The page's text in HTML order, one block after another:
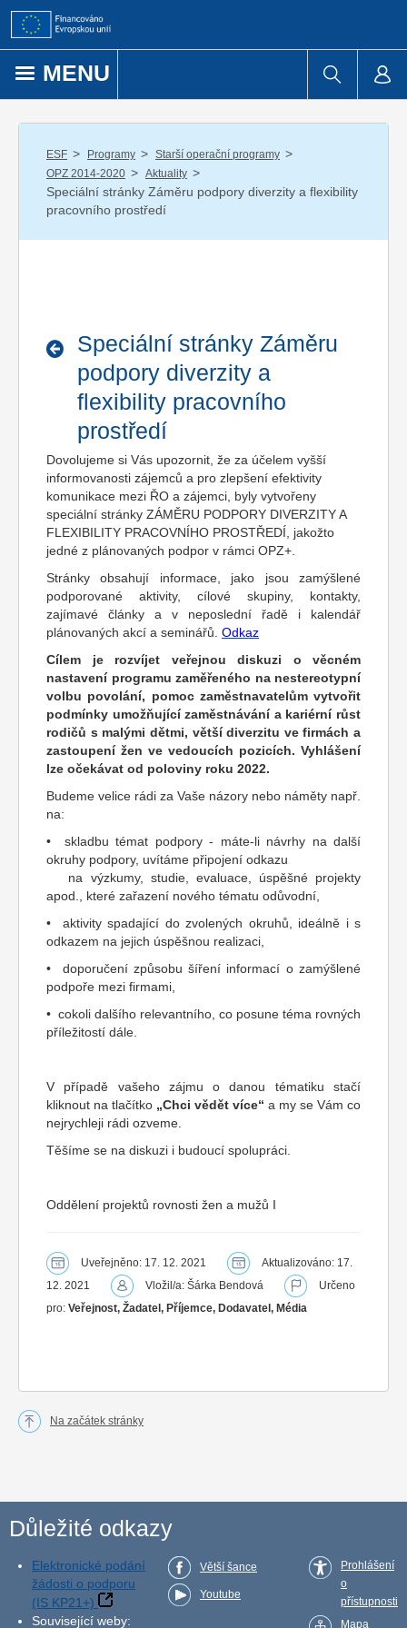
Přejít k obsahu
MENU
ESF / Programy / Starší operační programy /
OPZ 2014-2020 / Aktuality /
Speciální stránky Záměru podpory diverzity a flexibility
pracovního prostředí
Speciální stránky Záměru
podpory diverzity a
flexibility pracovního
prostředí
Dovolujeme si Vás upozornit, že za účelem vyšší
informovanosti zájemců a pro zlepšení efektivity
komunikace mezi ŘO a zájemci, byly vytvořeny
speciální stránky ZÁMĚRU PODPORY DIVERZITY A
FLEXIBILITY PRACOVNÍHO PROSTŘEDÍ, jakožto
jedné z plánovaných podpor v rámci OPZ+.
Stránky obsahují informace, jako jsou zamýšlené
podporované aktivity, cílové skupiny, kontakty,
zajímavé články a v neposlední řadě i kalendář
plánovaných akcí a seminářů. Odkaz
Cílem je rozvíjet veřejnou diskuzi o věcném
nastavení programu zaměřeného na nestereotypní
volbu povolání, pomoc zaměstnavatelům vytvořit
podmínky umožňující zaměstnávání a kariérní růst
rodičů s malými dětmi, větší diverzitu ve firmách a
zastoupení žen ve vedoucích pozicích. Vyhlášení
lze očekávat od poloviny roku 2022.
Budeme velice rádi za Vaše názory nebo náměty např.
na:
• skladbu témat podpory - máte-li návrhy na další
okruhy podpory, uvítáme připojení odkazu
na výzkumy, studie, evaluace, úspěšné projekty
apod., které zařazení nového tématu odůvodní,
• aktivity spadající do zvolených okruhů, ideálně i s
odkazem na jejich úspěšnou realizaci,
• doporučení způsobu šíření informací o zamýšlené
podpoře mezi firmami,
• cokoli dalšího relevantního, co posune téma rovných
příležitostí dále.
V případě vašeho zájmu o danou tématiku stačí
kliknout na tlačítko „Chci vědět více“ a my se Vám co
nejrychleji rádi ozveme.
Těšíme se na diskuzi i budoucí spolupráci.
Oddělení projektů rovnosti žen a mužů I
Uveřejněno: 17. 12. 2021
Aktualizováno: 17.
12. 2021
Vložil/a: Šárka Bendová
Určeno
pro: Veřejnost, Žadatel, Příjemce, Dodavatel, Média
Na začátek stránky
Důležité odkazy
Elektronické podání
žádosti o podporu
(IS KP21+)
Související weby:
Větší šance
Youtube
Prohlášení
o
přístupnosti
Mapa